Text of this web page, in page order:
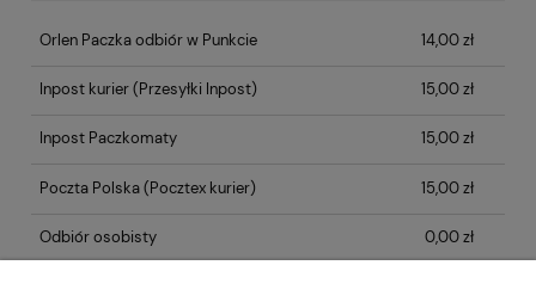
Orlen Paczka odbiór w Punkcie 14,00 zł
Inpost kurier(Przesyłki Inpost) 15,00 zł
Inpost Paczkomaty 15,00 zł
Poczta Polska(Pocztex kurier) 15,00 zł
Odbiór osobisty 0,00 zł